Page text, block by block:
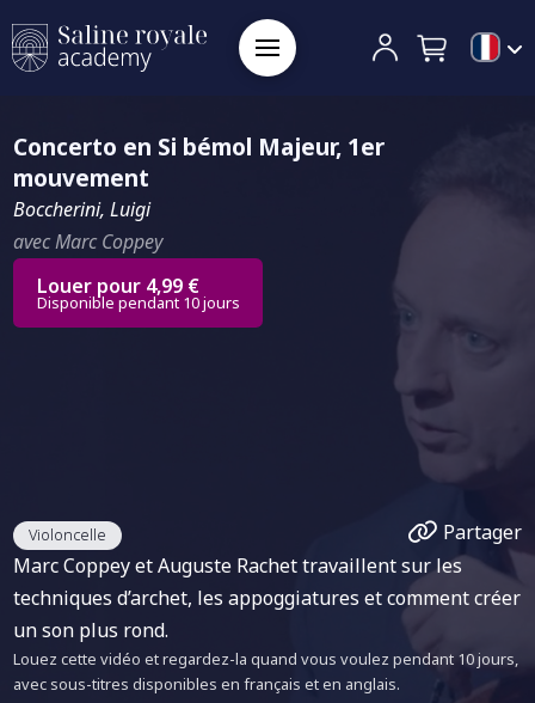
Concerto en Si bémol Majeur, 1er
mouvement
Boccherini, Luigi
avec Marc Coppey
Louer pour 4,99 €
Disponible pendant 10 jours
Violoncelle
Partager
Marc Coppey et Auguste Rachet travaillent sur les
techniques d’archet, les appoggiatures et comment créer
un son plus rond.
Louez cette vidéo et regardez-la quand vous voulez pendant 10 jours,
avec sous-titres disponibles en français et en anglais.